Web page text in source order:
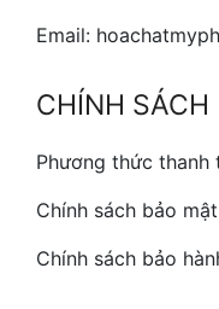
Email:
CHÍNH SÁCH
Phương thức thanh
Chính sách bảo mật
Chính sách bảo